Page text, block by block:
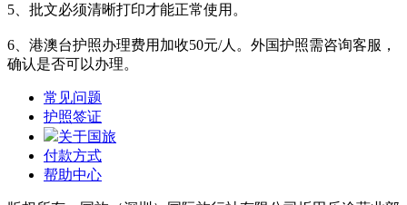
5、批文必须清晰打印才能正常使用。
6、港澳台护照办理费用加收50元/人。外国护照需咨询客服，
确认是否可以办理。
常见问题
护照签证
关于国旅
付款方式
帮助中心